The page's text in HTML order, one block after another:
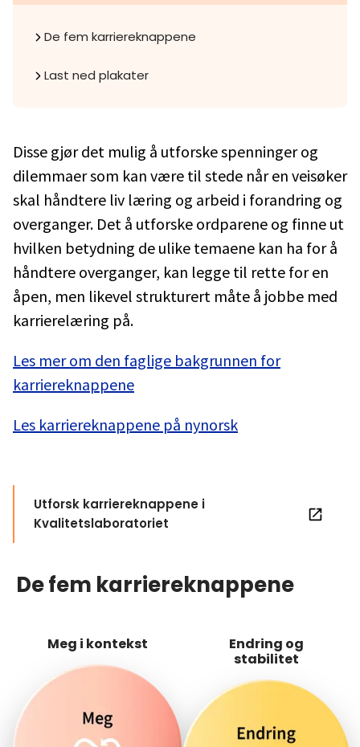
De fem karriereknappene
Last ned plakater
Disse gjør det mulig å utforske spenninger og
dilemmaer som kan være til stede når en veisøker
skal håndtere liv læring og arbeid i forandring og
overganger. Det å utforske ordparene og finne ut
hvilken betydning de ulike temaene kan ha for å
håndtere overganger, kan legge til rette for en
åpen, men likevel strukturert måte å jobbe med
karrierelæring på.
Les mer om den faglige bakgrunnen for
karriereknappene
Les karriereknappene på nynorsk
Utforsk karriereknappene i
Kvalitetslaboratoriet
De fem karriereknappene
Meg i kontekst
Endring og
stabilitet